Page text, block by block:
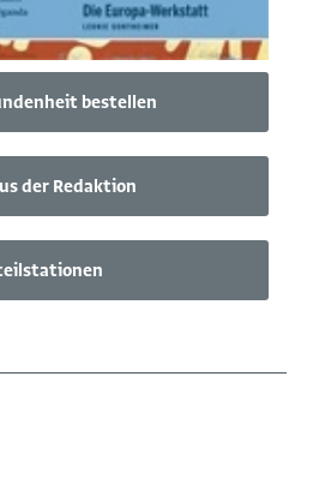
bestellen
der Redaktion